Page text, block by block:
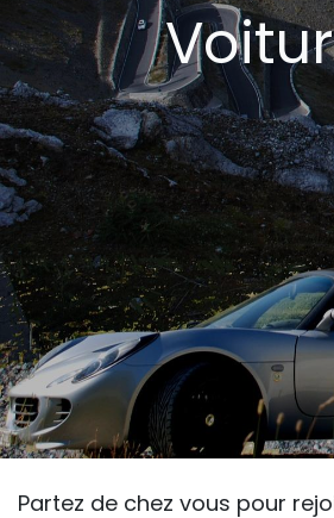
Partez de chez vous pour